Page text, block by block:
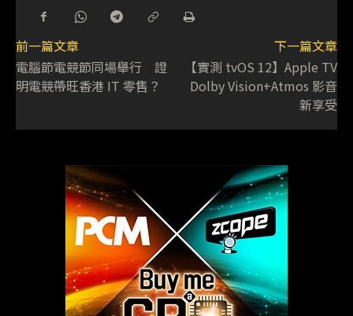
前一篇文章
電腦節電競節同場舉行 證
明電競帶旺香港 IT 零售？
下一篇文章
【實測 tvOS 12】Apple TV
Dolby Vision+Atmos 影音
新享受